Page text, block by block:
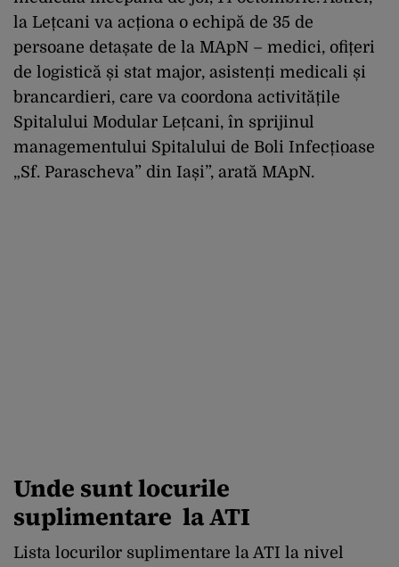
la Lețcani va acționa o echipă de 35 de
persoane detașate de la MApN – medici, ofițeri
de logistică și stat major, asistenți medicali și
brancardieri, care va coordona activitățile
Spitalului Modular Lețcani, în sprijinul
managementului Spitalului de Boli Infecțioase
„Sf. Parascheva” din Iași”, arată MApN.
Unde sunt locurile
suplimentare la ATI
Lista locurilor suplimentare la ATI la nivel